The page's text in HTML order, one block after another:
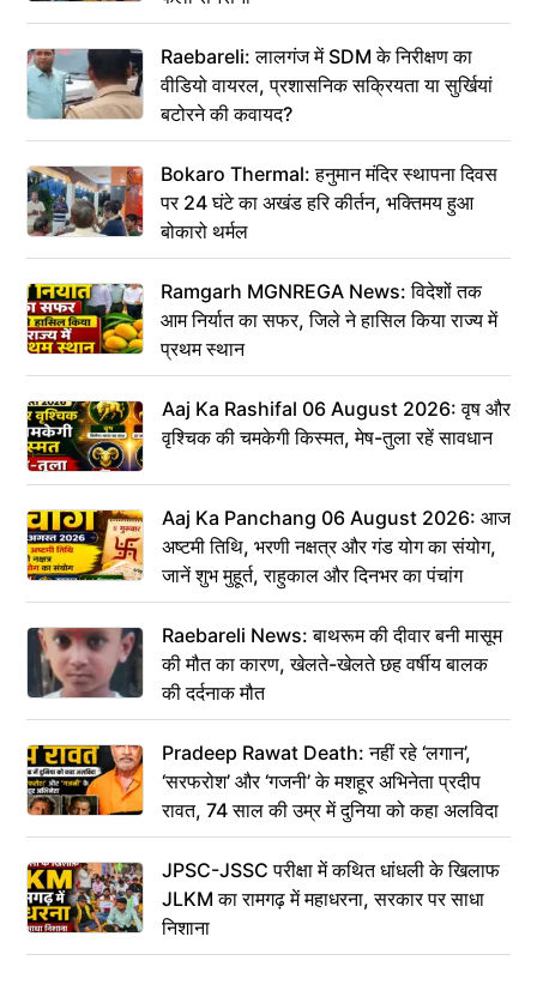
Raebareli: लालगंज में SDM के निरीक्षण का
वीडियो वायरल, प्रशासनिक सक्रियता या सुर्खियां
बटोरने की कवायद?
Bokaro Thermal: हनुमान मंदिर स्थापना दिवस
पर 24 घंटे का अखंड हरि कीर्तन, भक्तिमय हुआ
बोकारो थर्मल
Ramgarh MGNREGA News: विदेशों तक
आम निर्यात का सफर, जिले ने हासिल किया राज्य में
प्रथम स्थान
Aaj Ka Rashifal 06 August 2026: वृष और
वृश्चिक की चमकेगी किस्मत, मेष-तुला रहें सावधान
Aaj Ka Panchang 06 August 2026: आज
अष्टमी तिथि, भरणी नक्षत्र और गंड योग का संयोग,
जानें शुभ मुहूर्त, राहुकाल और दिनभर का पंचांग
Raebareli News: बाथरूम की दीवार बनी मासूम
की मौत का कारण, खेलते-खेलते छह वर्षीय बालक
की दर्दनाक मौत
Pradeep Rawat Death: नहीं रहे ‘लगान’,
‘सरफरोश’ और ‘गजनी’ के मशहूर अभिनेता प्रदीप
रावत, 74 साल की उम्र में दुनिया को कहा अलविदा
JPSC-JSSC परीक्षा में कथित धांधली के खिलाफ
JLKM का रामगढ़ में महाधरना, सरकार पर साधा
निशाना